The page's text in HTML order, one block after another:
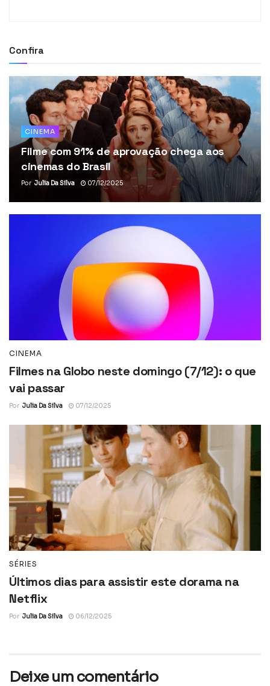
Confira
CINEMA
Filme com 91% de aprovação chega aos
cinemas do Brasil
Por Julia Da Silva 07/12/2025
CINEMA
Filmes na Globo neste domingo (7/12): o que
vai passar
Por Julia Da Silva 07/12/2025
SÉRIES
Últimos dias para assistir este dorama na
Netflix
Por Julia Da Silva 06/12/2025
Deixe um comentário